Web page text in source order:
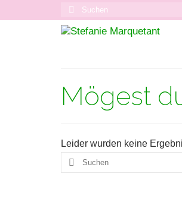
Suchen
nach:
Mögest
Leider wurden keine
Suchen
nach: